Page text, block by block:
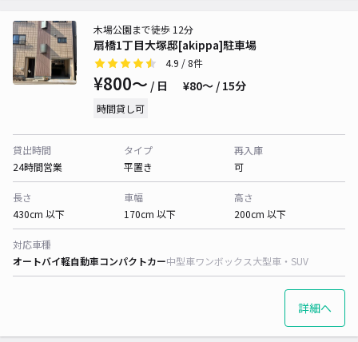
扇橋1丁目大塚邸[akippa]駐車場
木場公園まで徒歩 12分
4.9 / 8件
¥800〜 / 日 ¥80〜 / 15分
時間貸し可
貸出時間
24時間営業
タイプ
平置き
再入庫
可
長さ
430cm 以下
車幅
170cm 以下
高さ
200cm 以下
対応車種
オートバイ軽自動車コンパクトカー中型車ワンボックス大型車・SUV
詳細へ